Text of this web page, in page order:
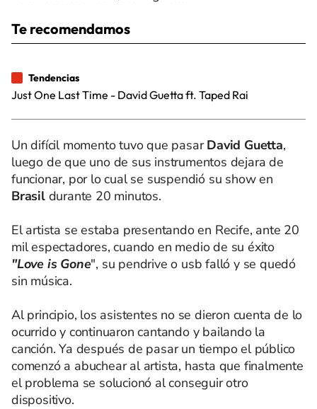
Te recomendamos
Tendencias
Just One Last Time - David Guetta ft. Taped Rai
Un difícil momento tuvo que pasarDavid Guetta,
luego de que uno de sus instrumentos dejara de
funcionar, por lo cual se suspendió su show en
Brasil durante 20 minutos.
El artista se estaba presentando en Recife, ante 20
mil espectadores, cuando en medio de su éxito
"Love is Gone", su pendrive o usb falló y se quedó
sin música.
Al principio, los asistentes no se dieron cuenta de lo
ocurrido y continuaron cantando y bailando la
canción. Ya después de pasar un tiempo el público
comenzó a abuchear al artista, hasta que finalmente
el problema se solucionó al conseguir otro
dispositivo.